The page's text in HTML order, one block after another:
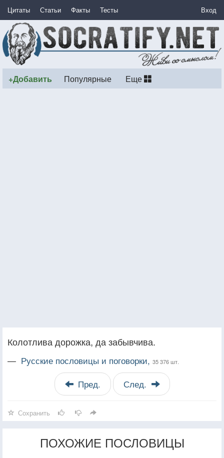
Цитаты Статьи Факты Тесты Вход
+Добавить Популярные Еще
Колотлива дорожка, да забывчива.
— Русские пословицы и поговорки, 35 376 шт.
Пред. След.
Сохранить
ПОХОЖИЕ ПОСЛОВИЦЫ